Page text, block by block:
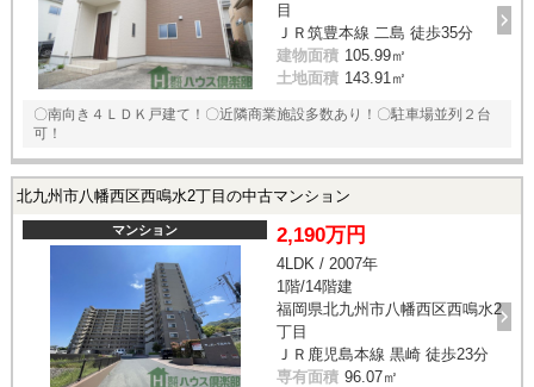
目
ＪＲ筑豊本線 二島 徒歩35分
建物面積 105.99㎡
土地面積 143.91㎡
〇南向き４ＬＤＫ戸建て！〇近隣商業施設多数あり！〇駐車場並列２台
可！
北九州市八幡西区西鳴水2丁目の中古マンション
マンション 2,190万円
4LDK / 2007年
1階/14階建
福岡県北九州市八幡西区西鳴水2
丁目
ＪＲ鹿児島本線 黒崎 徒歩23分
専有面積 96.07㎡